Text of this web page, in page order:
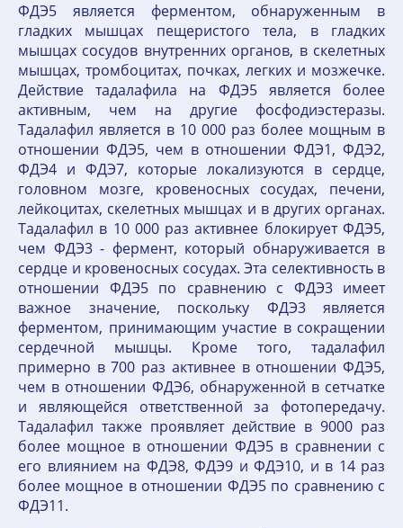
ФДЭ5 является ферментом, обнаруженным в
гладких мышцах пещеристого тела, в гладких
мышцах сосудов внутренних органов, в скелетных
мышцах, тромбоцитах, почках, легких и мозжечке.
Действие тадалафила на ФДЭ5 является более
активным, чем на другие фосфодиэстеразы.
Тадалафил является в 10 000 раз более мощным в
отношении ФДЭ5, чем в отношении ФДЭ1, ФДЭ2,
ФДЭ4 и ФДЭ7, которые локализуются в сердце,
головном мозге, кровеносных сосудах, печени,
лейкоцитах, скелетных мышцах и в других органах.
Тадалафил в 10 000 раз активнее блокирует ФДЭ5,
чем ФДЭ3 - фермент, который обнаруживается в
сердце и кровеносных сосудах. Эта селективность в
отношении ФДЭ5 по сравнению с ФДЭ3 имеет
важное значение, поскольку ФДЭ3 является
ферментом, принимающим участие в сокращении
сердечной мышцы. Кроме того, тадалафил
примерно в 700 раз активнее в отношении ФДЭ5,
чем в отношении ФДЭ6, обнаруженной в сетчатке
и являющейся ответственной за фотопередачу.
Тадалафил также проявляет действие в 9000 раз
более мощное в отношении ФДЭ5 в сравнении с
его влиянием на ФДЭ8, ФДЭ9 и ФДЭ10, и в 14 раз
более мощное в отношении ФДЭ5 по сравнению с
ФДЭ11.